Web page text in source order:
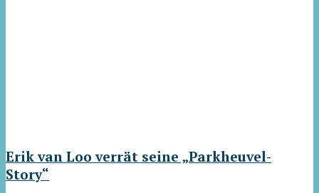
Erik van Loo verrät seine „Parkheuvel-
Story“